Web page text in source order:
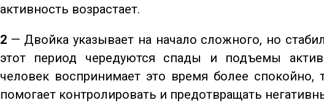
активность возрастает.
2 — Двойка указывает на начало сложного, но
этот период чередуются спады и подъемы
человек воспринимает это время более спокойно,
помогает контролировать и предотвращать